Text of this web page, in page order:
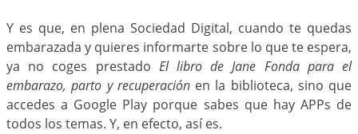
Y es que, en plena Sociedad Digital, cuando te quedas
embarazada y quieres informarte sobre lo que te espera,
ya no coges prestado El libro de Jane Fonda para el
embarazo, parto y recuperación en la biblioteca, sino que
accedes a Google Play porque sabes que hay APPs de
todos los temas. Y, en efecto, así es.